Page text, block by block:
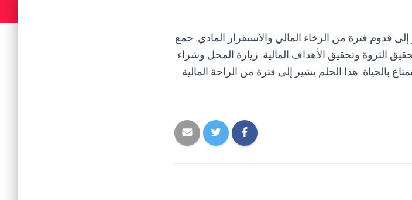
في جنبه يشير إلى قدوم فترة من الرخاء المالي والاستقرار المادي. جمع
الثروة وتحقيق الأهداف المالية. زيارة المحل وشراء
بالحياة. هذا الحلم يشير إلى فترة من الراحة المالية